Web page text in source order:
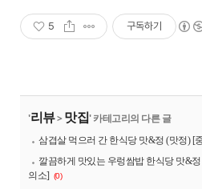
5 구독하기
'리뷰>맛집' 카테고리의 다른 글
삼겹살 먹으러 간 한식당 맛&정 (맛정) [
깔끔하게 맛있는 우렁쌈밥 한식당 맛&
의소] (0)